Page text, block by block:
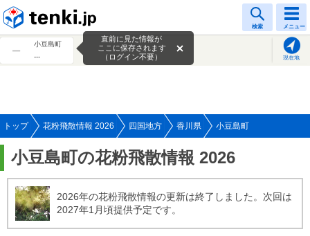
検索 メニュー
小豆島町
---
現在地
直前に見た情報が
ここに保存されます
（ログイン不要）
トップ 花粉飛散情報 2026 四国地方 香川県 小豆島町
小豆島町の花粉飛散情報 2026
2026年の花粉飛散情報の更新は終了しました。次回は
2027年1月頃提供予定です。